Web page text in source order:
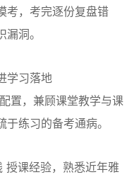
考，考完逐份复盘错
洞。
学习落地
置，兼顾课堂教学与课
练习的备考通病。
授课经验，熟悉近年雅